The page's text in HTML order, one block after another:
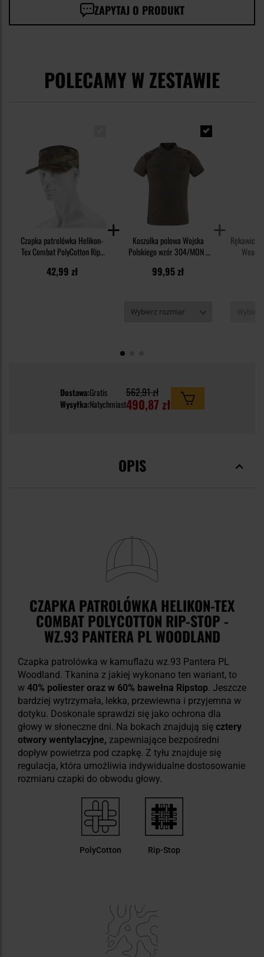
ZAPYTAJ O PRODUKT
POLECAMY W ZESTAWIE
Czapka patrolówka Helikon-
Tex Combat PolyCotton Rip-
Woodland
42,99 zł
Koszulka polowa Wojska
Polskiego wzór 304/MON -
99,95 zł
Rękawice
Wear
Dostawa:Gratis
Wysyłka:Natychmiast
562,91 zł
490,87 zł
OPIS
CZAPKA PATROLÓWKA HELIKON-TEX
COMBAT POLYCOTTON RIP-STOP -
WZ.93 PANTERA PL WOODLAND
Czapka patrolówka w kamuflażu wz.93 Pantera PL
Woodland. Tkanina z jakiej wykonano ten wariant, to
w 40% poliester oraz w 60% bawełna Ripstop. Jeszcze
bardziej wytrzymała, lekka, przewiewna i przyjemna w
dotyku. Doskonale sprawdzi się jako ochrona dla
głowy w słoneczne dni. Na bokach znajdują się cztery
otwory wentylacyjne, zapewniające bezpośredni
dopływ powietrza pod czapkę. Z tyłu znajduje się
regulacja, która umożliwia indywidualne dostosowanie
rozmiaru czapki do obwodu głowy.
PolyCotton Rip-Stop